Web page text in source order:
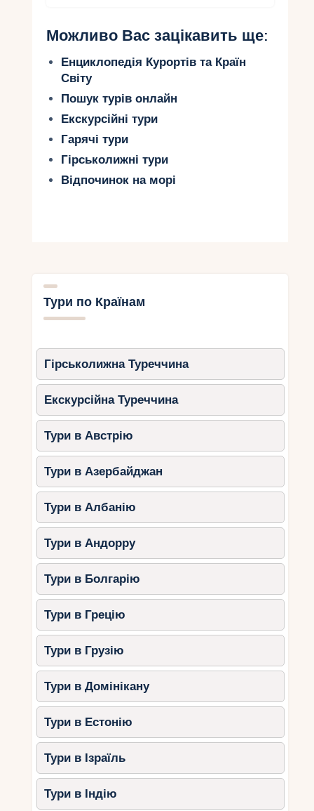
Можливо Вас зацікавить ще:
Енциклопедія Курортів та Країн
Світу
Пошук турів онлайн
Екскурсійні тури
Гарячі тури
Гірськолижні тури
Відпочинок на морі
Тури по Країнам
Гірськолижна Туреччина
Екскурсійна Туреччина
Тури в Австрію
Тури в Азербайджан
Тури в Албанію
Тури в Андорру
Тури в Болгарію
Тури в Грецію
Тури в Грузію
Тури в Домінікану
Тури в Естонію
Тури в Ізраїль
Тури в Індію